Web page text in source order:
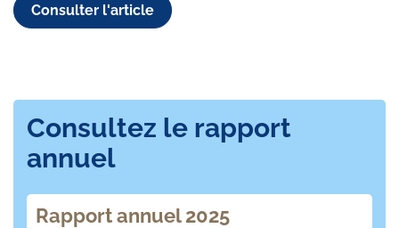
Consulter l'article
Consultez le rapport
annuel
Rapport annuel 2025